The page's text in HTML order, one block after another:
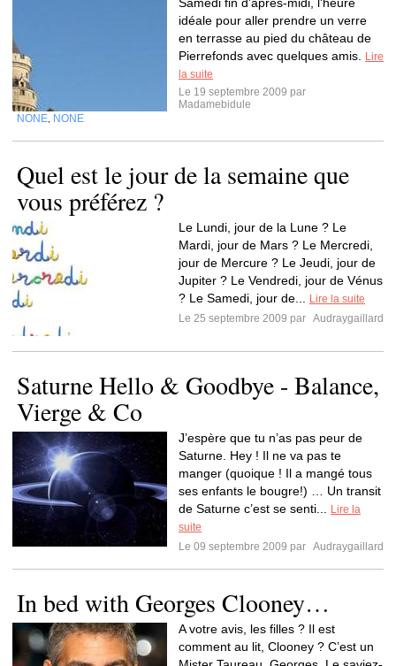
idéale pour aller prendre un verre
en terrasse au pied du château de
Pierrefonds avec quelques amis.
Lire
la suite
Le 19 septembre 2009 par
Madamebidule
NONE NONE
Quel est le jour de la semaine que
vous préférez ?
Le Lundi, jour de la Lune ? Le
Mardi, jour de Mars ? Le Mercredi,
jour de Mercure ? Le Jeudi, jour de
Jupiter ? Le Vendredi, jour de Vénus
? Le Samedi, jour de...
Lire la suite
Le 25 septembre 2009 par Audraygaillard
Saturne Hello & Goodbye - Balance,
Vierge & Co
J’espère que tu n’as pas peur de
Saturne. Hey ! Il ne va pas te
manger (quoique ! Il a mangé tous
ses enfants le bougre!) … Un transit
de Saturne c’est se senti...
Lire la
suite
Le 09 septembre 2009 par Audraygaillard
In bed with Georges Clooney…
A votre avis, les filles ? Il est
comment au lit, Clooney ? C’est un